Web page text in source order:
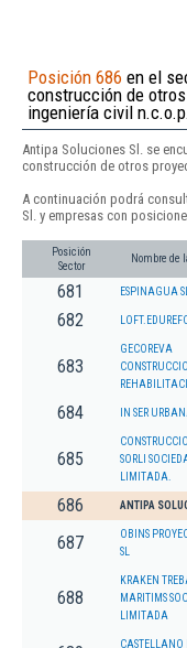
Posición 686 en el
construcción de
ingeniería civil n.c.o.p.
Antipa Soluciones Sl. se
construcción de otros
A continuación podrá
Sl. y empresas con
Posición
Sector
Nombre de
681 ESPINAGUA SL
682
683
GECOREVA
684 IN SER
685
SORLI
LIMITADA.
686 ANTIPA
687
OBINS
SL
688
KRAKEN
MARITIMS
LIMITADA
CASTELLANO